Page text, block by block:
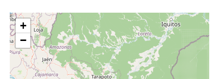
+
−